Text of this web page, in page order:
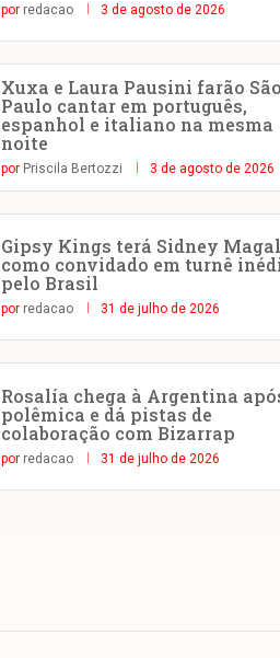
por redacao 3 de agosto de 2026
Xuxa e Laura Pausini farão São
Paulo cantar em português,
espanhol e italiano na mesma
noite
por Priscila Bertozzi 3 de agosto de 2026
Gipsy Kings terá Sidney Magal
como convidado em turnê
pelo Brasil
por redacao 31 de julho de 2026
Rosalía chega à Argentina
polêmica e dá pistas de
colaboração com Bizarrap
por redacao 31 de julho de 2026